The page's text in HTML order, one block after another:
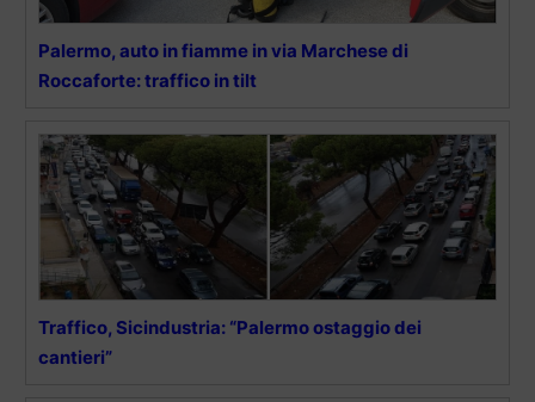
Palermo, auto in fiamme in via Marchese di
Roccaforte: traffico in tilt
Traffico, Sicindustria: “Palermo ostaggio dei
cantieri”